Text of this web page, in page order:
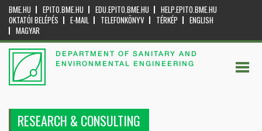
BME.HU EPITO.BME.HU EDU.EPITO.BME.HU
HELP.EPITO.BME.HU
OKTATÓI BELÉPÉS
E-MAIL TELEFONKÖNYV TÉRKÉP
ENGLISH
MAGYAR
DEPARTMENT OF SANITARY AND
ENVIRONMENTAL ENGINEERING
RESEARCH & CONSULTING